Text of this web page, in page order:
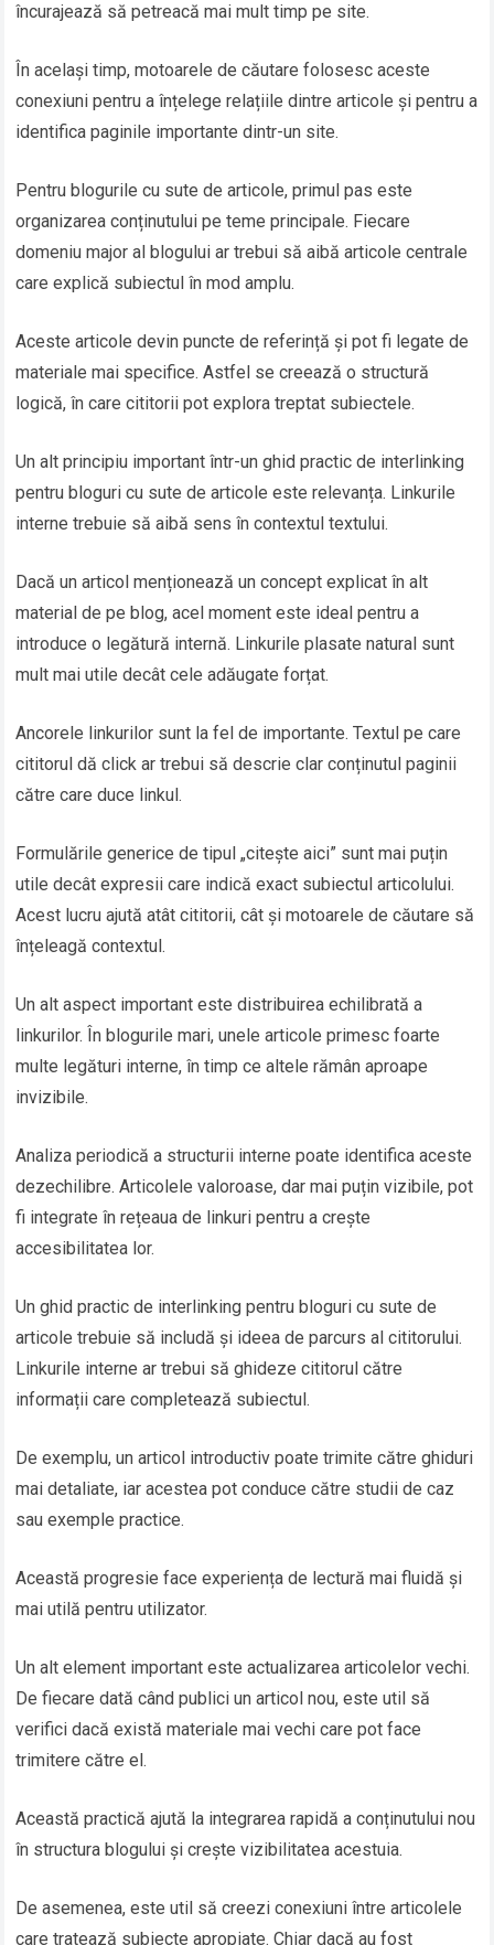
încurajează să petreacă mai mult timp pe site.
În același timp, motoarele de căutare folosesc aceste
conexiuni pentru a înțelege relațiile dintre articole și pentru a
identifica paginile importante dintr-un site.
Pentru blogurile cu sute de articole, primul pas este
organizarea conținutului pe teme principale. Fiecare
domeniu major al blogului ar trebui să aibă articole centrale
care explică subiectul în mod amplu.
Aceste articole devin puncte de referință și pot fi legate de
materiale mai specifice. Astfel se creează o structură
logică, în care cititorii pot explora treptat subiectele.
Un alt principiu important într-un ghid practic de interlinking
pentru bloguri cu sute de articole este relevanța. Linkurile
interne trebuie să aibă sens în contextul textului.
Dacă un articol menționează un concept explicat în alt
material de pe blog, acel moment este ideal pentru a
introduce o legătură internă. Linkurile plasate natural sunt
mult mai utile decât cele adăugate forțat.
Ancorele linkurilor sunt la fel de importante. Textul pe care
cititorul dă click ar trebui să descrie clar conținutul paginii
către care duce linkul.
Formulările generice de tipul „citește aici” sunt mai puțin
utile decât expresii care indică exact subiectul articolului.
Acest lucru ajută atât cititorii, cât și motoarele de căutare să
înțeleagă contextul.
Un alt aspect important este distribuirea echilibrată a
linkurilor. În blogurile mari, unele articole primesc foarte
multe legături interne, în timp ce altele rămân aproape
invizibile.
Analiza periodică a structurii interne poate identifica aceste
dezechilibre. Articolele valoroase, dar mai puțin vizibile, pot
fi integrate în rețeaua de linkuri pentru a crește
accesibilitatea lor.
Un ghid practic de interlinking pentru bloguri cu sute de
articole trebuie să includă și ideea de parcurs al cititorului.
Linkurile interne ar trebui să ghideze cititorul către
informații care completează subiectul.
De exemplu, un articol introductiv poate trimite către ghiduri
mai detaliate, iar acestea pot conduce către studii de caz
sau exemple practice.
Această progresie face experiența de lectură mai fluidă și
mai utilă pentru utilizator.
Un alt element important este actualizarea articolelor vechi.
De fiecare dată când publici un articol nou, este util să
verifici dacă există materiale mai vechi care pot face
trimitere către el.
Această practică ajută la integrarea rapidă a conținutului nou
în structura blogului și crește vizibilitatea acestuia.
De asemenea, este util să creezi conexiuni între articolele
care tratează subiecte apropiate. Chiar dacă au fost